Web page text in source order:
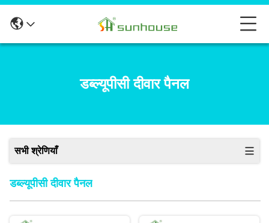
डब्ल्यूपीसी दीवार पैनल
सभी श्रेणियाँ
डब्ल्यूपीसी दीवार पैनल